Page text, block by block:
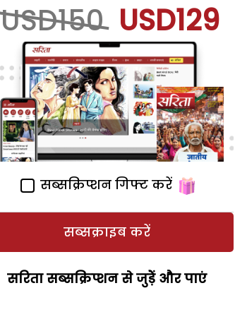
USD150 USD129
सब्सक्रिप्शन गिफ्ट करें
सब्सक्राइब करें
सरिता सब्सक्रिप्शन से जुड़ेें और पाएं